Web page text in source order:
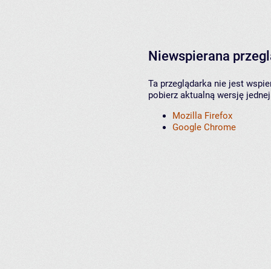
Niewspierana
Ta przeglądarka nie jest
pobierz aktualną wersję
Mozilla Firefox
Google Chrome